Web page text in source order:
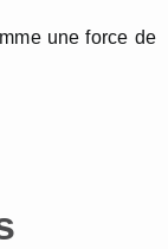
une force de